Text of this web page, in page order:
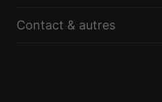
Contact & autres